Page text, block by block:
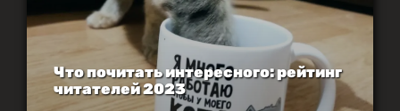
Что почитать интересного: рейтинг
читателей 2023